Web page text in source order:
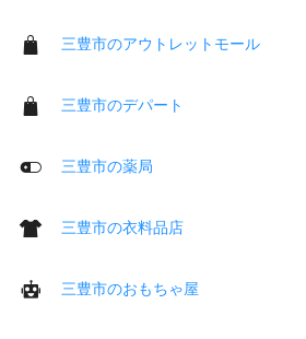
三豊市のアウトレットモール
三豊市のデパート
三豊市の薬局
三豊市の衣料品店
三豊市のおもちゃ屋